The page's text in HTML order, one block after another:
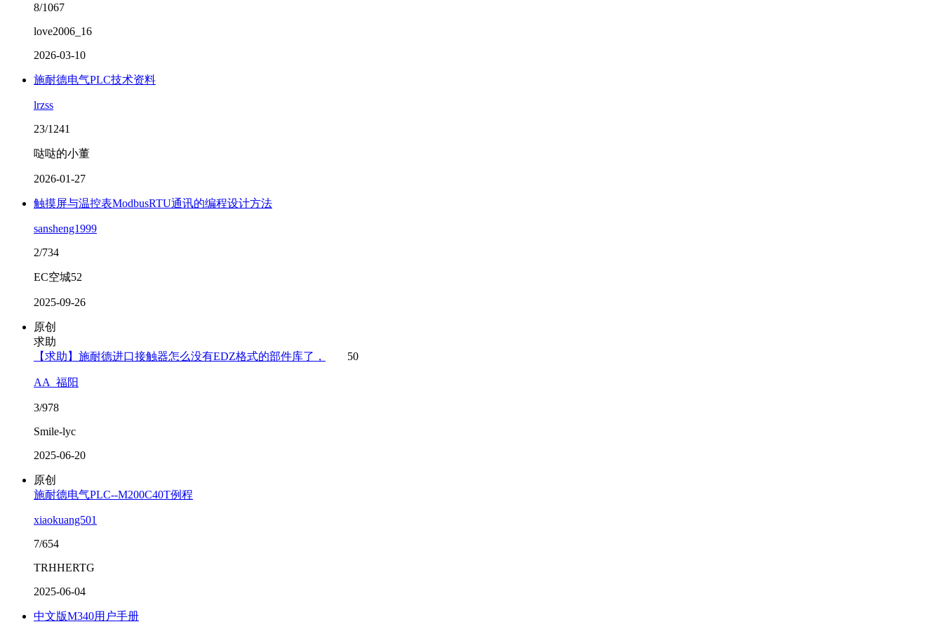
8/1067
love2006_16
2026-03-10
施耐德电气PLC技术资料
lrzss
23/1241
哒哒的小董
2026-01-27
触摸屏与温控表ModbusRTU通讯的编程设计方法
sansheng1999
2/734
EC空城52
2025-09-26
原创
求助
【求助】施耐德进口接触器怎么没有EDZ格式的部件库了，
50
AA_福阳
3/978
Smile-lyc
2025-06-20
原创
施耐德电气PLC--M200C40T例程
xiaokuang501
7/654
TRHHERTG
2025-06-04
中文版M340用户手册